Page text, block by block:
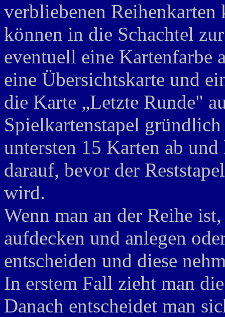
verbliebenen Reihenkarten
können in die Schachtel
eventuell eine Kartenfarbe
eine Übersichtskarte und
die Karte „Letzte Runde"
Spielkartenstapel
untersten 15 Karten ab
darauf, bevor der
wird.
Wenn man an der Reihe
aufdecken und anlegen
entscheiden und diese
In erstem Fall zieht man
Danach entscheidet man